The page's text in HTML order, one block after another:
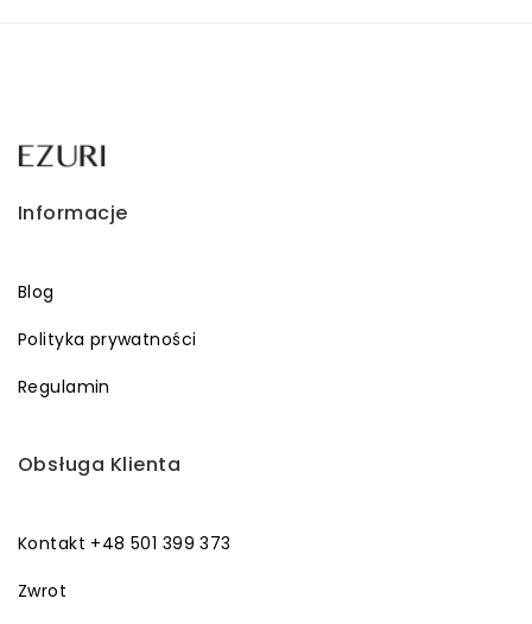
Informacje
Blog
Polityka prywatności
Regulamin
Obsługa Klienta
Kontakt +48 501 399 373
Zwrot